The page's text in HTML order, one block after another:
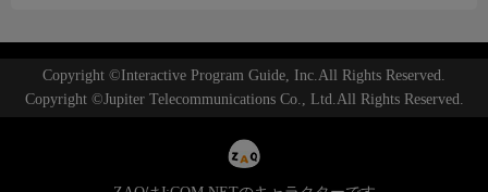
Copyright ©Interactive Program Guide, Inc.All Rights Reserved.
Copyright ©Jupiter Telecommunications Co., Ltd.All Rights Reserved.